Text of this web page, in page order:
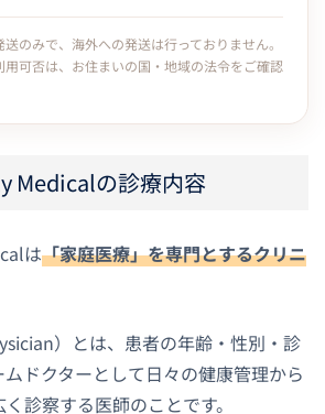
のみで、海外への発送は行っておりません。
可否は、お住まいの国・地域の法令をご確認
Medicalの診療内容
は「家庭医療」を専門とするクリニ
）とは、患者の年齢・性別・診
ドクターとして日々の健康管理から
診察する医師のことです。